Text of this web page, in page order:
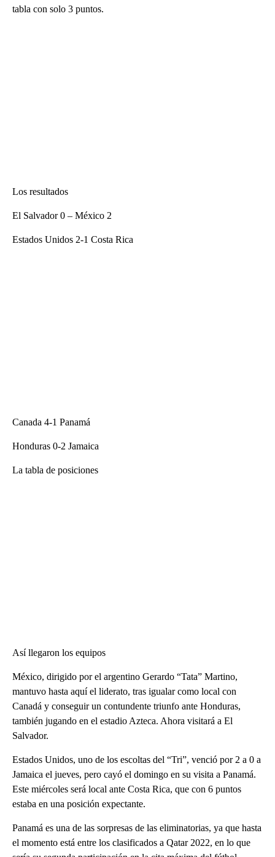
tabla con solo 3 puntos.
Los resultados
El Salvador 0 – México 2
Estados Unidos 2-1 Costa Rica
Canada 4-1 Panamá
Honduras 0-2 Jamaica
La tabla de posiciones
Así llegaron los equipos
México, dirigido por el argentino Gerardo “Tata” Martino,
mantuvo hasta aquí el liderato, tras igualar como local con
Canadá y conseguir un contundente triunfo ante Honduras,
también jugando en el estadio Azteca. Ahora visitará a El
Salvador.
Estados Unidos, uno de los escoltas del “Tri”, venció por 2 a 0 a
Jamaica el jueves, pero cayó el domingo en su visita a Panamá.
Este miércoles será local ante Costa Rica, que con 6 puntos
estaba en una posición expectante.
Panamá es una de las sorpresas de las eliminatorias, ya que hasta
el momento está entre los clasificados a Qatar 2022, en lo que